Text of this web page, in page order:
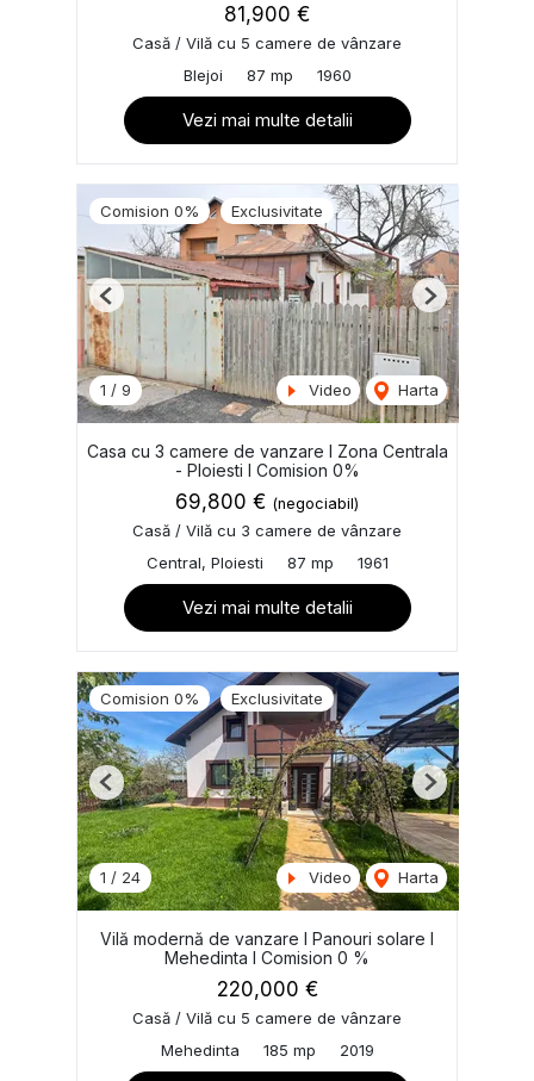
81,900 €
Casă / Vilă cu 5 camere de vânzare
Blejoi
87 mp 1960
Vezi mai multe detalii
Comision 0% Exclusivitate
1 / 9 Video Harta
Previous Next
Casa cu 3 camere de vanzare I Zona Centrala
- Ploiesti I Comision 0%
69,800 € (negociabil)
Casă / Vilă cu 3 camere de vânzare
Central, Ploiesti
87 mp 1961
Vezi mai multe detalii
Comision 0% Exclusivitate
1 / 24 Video Harta
Previous Next
Vilă modernă de vanzare I Panouri solare I
Mehedinta I Comision 0 %
220,000 €
Casă / Vilă cu 5 camere de vânzare
Mehedinta
185 mp 2019